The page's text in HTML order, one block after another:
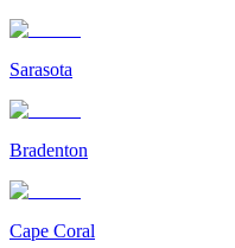
Sarasota
Bradenton
Cape Coral